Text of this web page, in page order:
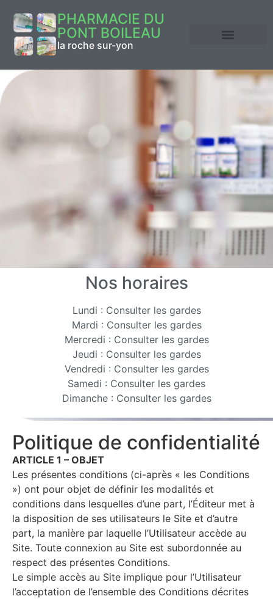
PHARMACIE DU
PONT BOILEAU
la roche sur-yon
Nos horaires
Lundi : Consulter les gardes
Mardi : Consulter les gardes
Mercredi : Consulter les gardes
Jeudi : Consulter les gardes
Vendredi : Consulter les gardes
Samedi : Consulter les gardes
Dimanche : Consulter les gardes
Politique de confidentialité
ARTICLE 1 – OBJET
Les présentes conditions (ci-après « les Conditions
») ont pour objet de définir les modalités et
conditions dans lesquelles d’une part, l’Éditeur met à
la disposition de ses utilisateurs le Site et d’autre
part, la manière par laquelle l’Utilisateur accède au
Site. Toute connexion au Site est subordonnée au
respect des présentes Conditions.
Le simple accès au Site implique pour l’Utilisateur
l’acceptation de l’ensemble des Conditions décrites